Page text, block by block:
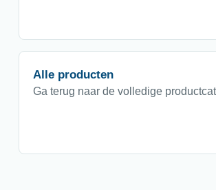
Alle producten
Ga terug naar de volledige